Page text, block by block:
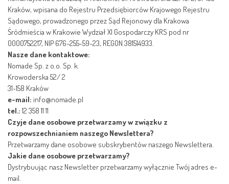
Kraków, wpisana do Rejestru Przedsiębiorców Krajowego Rejestru
Sądowego, prowadzonego przez Sąd Rejonowy dla Krakowa
Śródmieścia w Krakowie Wydział XI Gospodarczy KRS pod nr
0000752217, NIP 676-255-59-23, REGON 381514933.
Nasze dane kontaktowe:
Nomade Sp. z o.o. Sp. k.
Krowoderska 52/ 2
31-158 Kraków
e-mail: info@nomade.pl
tel.:12 358 11 11
Czyje dane osobowe przetwarzamy w związku z
rozpowszechnianiem naszego Newslettera?
Przetwarzamy dane osobowe subskrybentów naszego Newslettera.
Jakie dane osobowe przetwarzamy?
Dystrybuując nasz Newsletter przetwarzamy wyłącznie Twój adres e-
mail.